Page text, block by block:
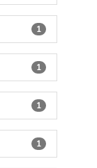
1
1
1
1